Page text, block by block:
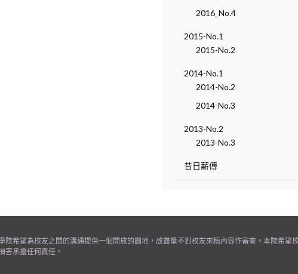
2016_No.4
2015-No.1
2015-No.2
2014-No.1
2014-No.2
2014-No.3
2013-No.2
2013-No.3
昔日薪傳
希望為校友之間的溝通提供一個開放的園地，故盡量不對校友來稿內容作審查。本院希望
害承擔任何責任。